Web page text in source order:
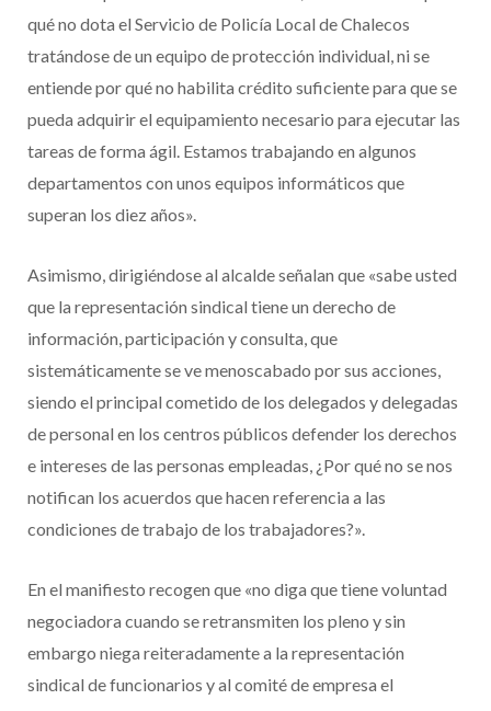
qué no dota el Servicio de Policía Local de Chalecos
tratándose de un equipo de protección individual, ni se
entiende por qué no habilita crédito suficiente para que se
pueda adquirir el equipamiento necesario para ejecutar las
tareas de forma ágil. Estamos trabajando en algunos
departamentos con unos equipos informáticos que
superan los diez años».
Asimismo, dirigiéndose al alcalde señalan que «sabe usted
que la representación sindical tiene un derecho de
información, participación y consulta, que
sistemáticamente se ve menoscabado por sus acciones,
siendo el principal cometido de los delegados y delegadas
de personal en los centros públicos defender los derechos
e intereses de las personas empleadas, ¿Por qué no se nos
notifican los acuerdos que hacen referencia a las
condiciones de trabajo de los trabajadores?».
En el manifiesto recogen que «no diga que tiene voluntad
negociadora cuando se retransmiten los pleno y sin
embargo niega reiteradamente a la representación
sindical de funcionarios y al comité de empresa el